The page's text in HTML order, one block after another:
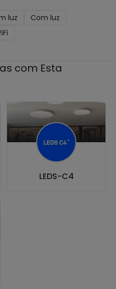
luz
Com luz
com Esta
LEDS-C4